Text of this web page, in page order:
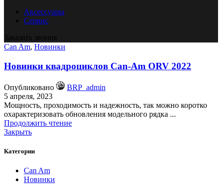
Аксессуары
Сервис
Заказать звонок
Can Am, Новинки
Новинки квадроциклов Can-Am ORV 2022
Опубликовано
BRP_admin
5 апреля, 2023
Мощность, проходимость и надежность, так можно коротко
охарактеризовать обновления модельного рядка ...
Продолжить чтение
Закрыть
Категории
Can Am
Новинки